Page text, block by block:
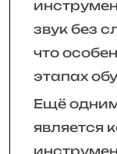
звук без
что
этапах
Ещё
является